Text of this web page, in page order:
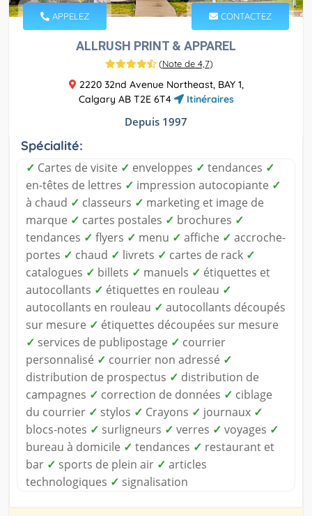
APPELEZ CONTACTEZ
ALLRUSH PRINT & APPAREL
(Note de 4,7)
2220 32nd Avenue Northeast, BAY 1,
Calgary AB T2E 6T4
Itinéraires
Depuis 1997
Spécialité:
✓ Cartes de visite ✓ enveloppes ✓ tendances ✓
en-têtes de lettres ✓ impression autocopiante ✓
à chaud ✓ classeurs ✓ marketing et image de
marque ✓ cartes postales ✓ brochures ✓
tendances ✓ flyers ✓ menu ✓ affiche ✓ accroche-
portes ✓ chaud ✓ livrets ✓ cartes de rack ✓
catalogues ✓ billets ✓ manuels ✓ étiquettes et
autocollants ✓ étiquettes en rouleau ✓
autocollants en rouleau ✓ autocollants découpés
sur mesure ✓ étiquettes découpées sur mesure
✓ services de publipostage ✓ courrier
personnalisé ✓ courrier non adressé ✓
distribution de prospectus ✓ distribution de
campagnes ✓ correction de données ✓ ciblage
du courrier ✓ stylos ✓ Crayons ✓ journaux ✓
blocs-notes ✓ surligneurs ✓ verres ✓ voyages ✓
bureau à domicile ✓ tendances ✓ restaurant et
bar ✓ sports de plein air ✓ articles
technologiques ✓ signalisation